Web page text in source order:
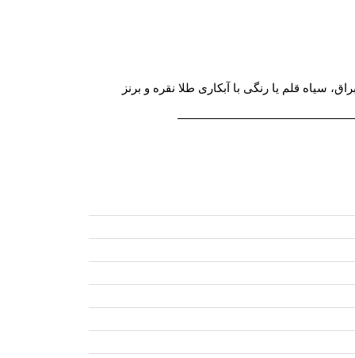
قلم یا رنگی با آبکاری طلا نقره و برنز